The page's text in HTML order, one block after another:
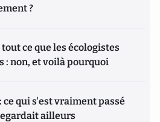
?
ce que les écologistes
: non, et voilà pourquoi
ce qui s'est vraiment passé
ailleurs